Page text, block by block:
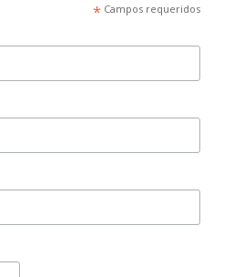
* Campos requeridos